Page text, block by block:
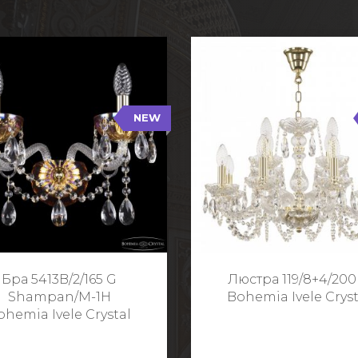
NEW
Бра 5413B/2/165 G
Shampan/M-1H
Ivele Crystal
2/165 G Shampan/M-1H
Тип: Хрустальные
арматуры: Золото/
Кол-во ламп: 2
Ширина: 35 см
Люстра 119/8+4/200
Bohemia Ivele
119/8+4/200 G
Тип: Стеклянный рожок
Цвет арматуры:
Кол-во ламп:
Диаметр: 58